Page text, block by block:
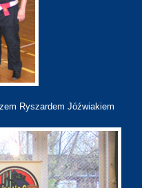
Ryszardem Jóźwiakiem